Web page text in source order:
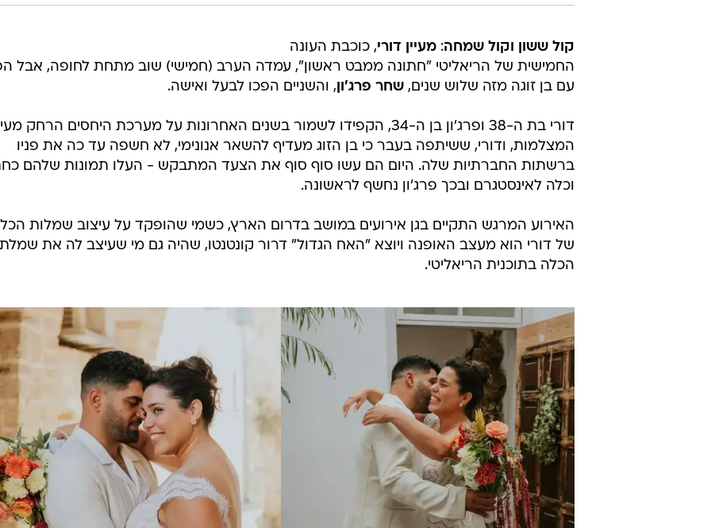
קול ששון וקול שמחה: מעיין דורי, כוכבת העונה
החמישית של הריאליטי "חתונה ממבט ראשון", עמדה הערב (חמישי) שוב מתחת לחופה, אבל
עם בן זוגה מזה שלוש שנים, שחר פרג'ון , והשניים הפכו לבעל ואישה.
דורי בת ה-38 ופרג'ון בן ה-34, הקפידו לשמור בשנים האחרונות על מערכת היחסים הרחק
המצלמות, ודורי, ששיתפה בעבר כי בן הזוג מעדיף להשאר אנונימי, לא חשפה עד כה את פניו
ברשתות החברתיות שלה. היום הם עשו סוף סוף את הצעד המתבקש - העלו תמונות שלהם
וכלה לאינסטגרם ובכך פרג'ון נחשף לראשונה.
האירוע המרגש התקיים בגן אירועים במושב בדרום הארץ, כשמי שהופקד על עיצוב שמלות
של דורי הוא מעצב האופנה ויוצא "האח הגדול" דרור קונטנטו, שהיה גם מי שעיצב לה את שמלת
הכלה בתוכנית הריאליטי.